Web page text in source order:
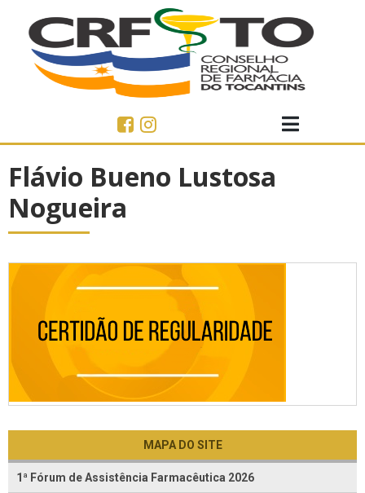
MAPA DO SITE
1ª Fórum de Assistência Farmacêutica 2026
Flávio Bueno Lustosa
Nogueira